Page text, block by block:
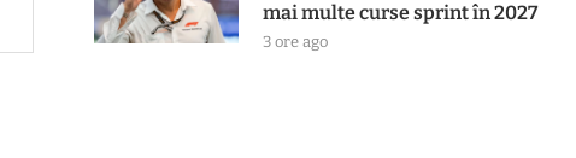
mai multe curse sprint în 2027
3 ore ago